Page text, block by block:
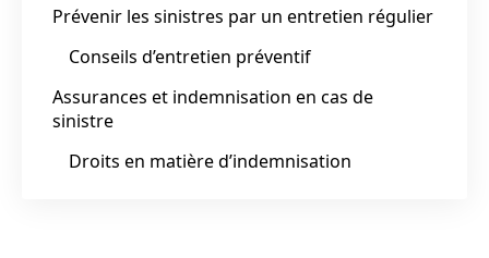
Prévenir les sinistres par un entretien régulier
Conseils d’entretien préventif
Assurances et indemnisation en cas de
sinistre
Droits en matière d’indemnisation